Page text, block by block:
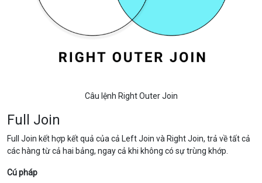
Câu lệnh Right Outer Join
Full Join
Full Join kết hợp kết quả của cả Left Join và Right Join, trả về tất cả
các hàng từ cả hai bảng, ngay cả khi không có sự trùng khớp.
Cú pháp